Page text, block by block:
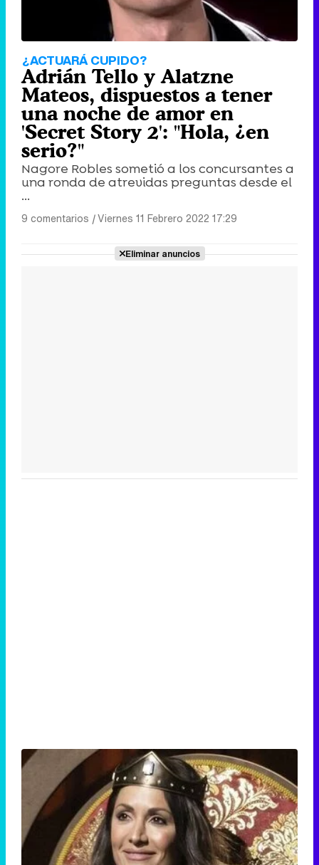
¿ACTUARÁ CUPIDO?
Adrián Tello y Alatzne
Mateos, dispuestos a tener
una noche de amor en
'Secret Story 2': "Hola, ¿en
serio?"
Nagore Robles sometió a los concursantes a
una ronda de atrevidas preguntas desde el
...
9 comentarios |Viernes 11 Febrero 2022 17:29
Eliminar anuncios